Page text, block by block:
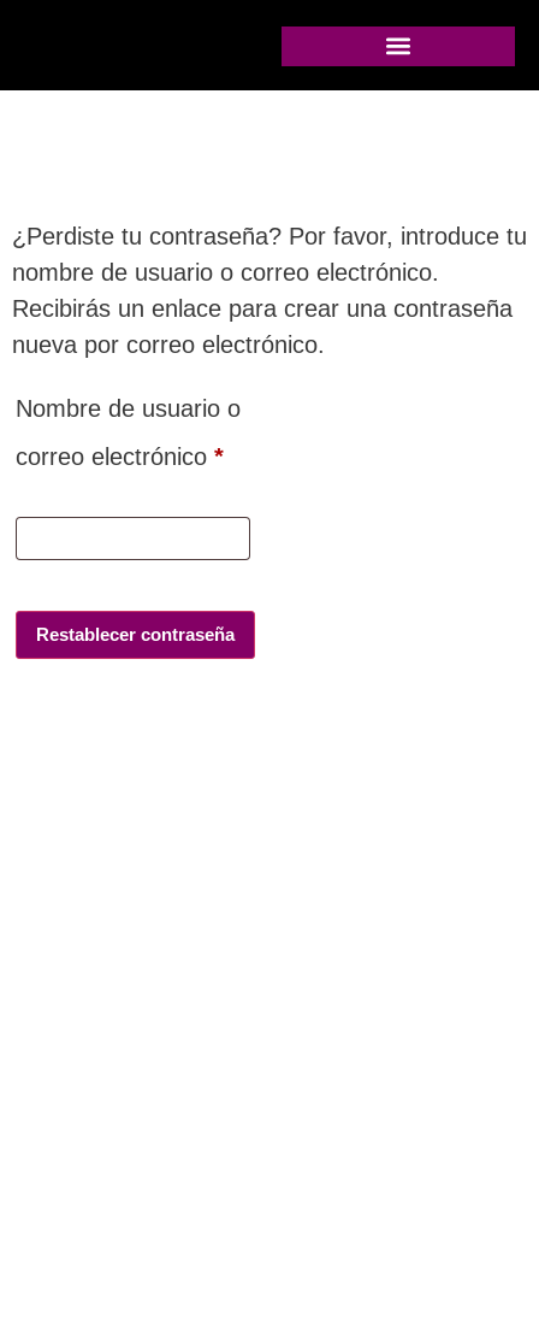
¿Perdiste tu contraseña? Por favor, introduce tu
nombre de usuario o correo electrónico.
Recibirás un enlace para crear una contraseña
nueva por correo electrónico.
Nombre de usuario o
correo electrónico *
Restablecer contraseña